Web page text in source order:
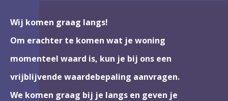
Wij komen graag langs!
Om erachter te komen wat je woning
momenteel waard is, kun je bij ons een
vrijblijvende waardebepaling aanvragen.
We komen graag bij je langs en geven je